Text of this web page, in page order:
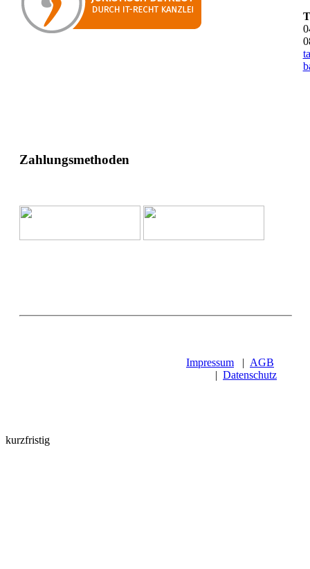
Zahlungsmethoden
Impressum | AGB
| Datenschutz
kurzfristig